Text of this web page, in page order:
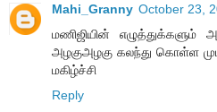
Mahi_Granny October 23,
மணிஜியின் எழுத்துக்களும்
அழகுஅழகு கலந்து கொள்ள
மகிழ்ச்சி
Reply